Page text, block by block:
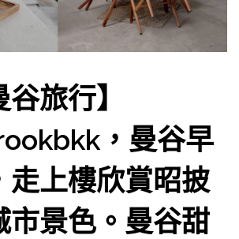
谷旅行】
，曼谷早
走上樓欣賞昭披
市景色。曼谷甜